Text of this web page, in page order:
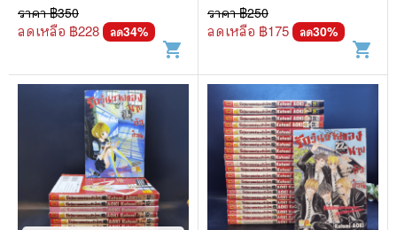
ราคา ฿350
ลดเหลือ ฿228 ลด34%
shopping_cart
ราคา ฿250
ลดเหลือ ฿175 ลด30%
shopping_cart